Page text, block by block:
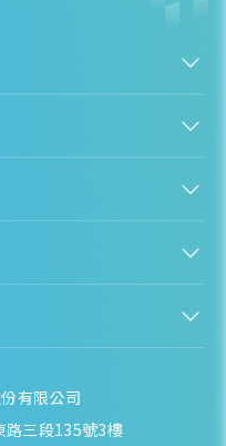
有限公司
路三段135號3樓